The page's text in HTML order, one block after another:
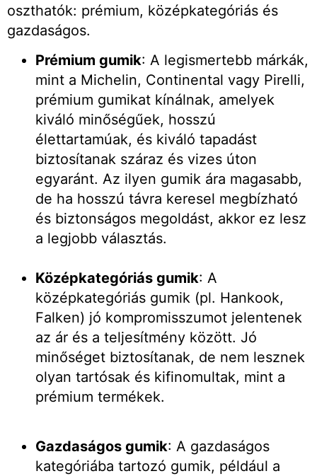
oszthatók: prémium, középkategóriás és
gazdaságos.
Prémium gumik: A legismertebb márkák,
mint a Michelin, Continental vagy Pirelli,
prémium gumikat kínálnak, amelyek
kiváló minőségűek, hosszú
élettartamúak, és kiváló tapadást
biztosítanak száraz és vizes úton
egyaránt. Az ilyen gumik ára magasabb,
de ha hosszú távra keresel megbízható
és biztonságos megoldást, akkor ez lesz
a legjobb választás.
Középkategóriás gumik: A
középkategóriás gumik (pl. Hankook,
Falken) jó kompromisszumot jelentenek
az ár és a teljesítmény között. Jó
minőséget biztosítanak, de nem lesznek
olyan tartósak és kifinomultak, mint a
prémium termékek.
Gazdaságos gumik: A gazdaságos
kategóriába tartozó gumik, például a